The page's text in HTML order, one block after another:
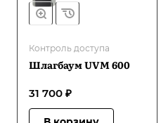
Контроль доступа
Шлагбаум UVM 600
31 700 ₽